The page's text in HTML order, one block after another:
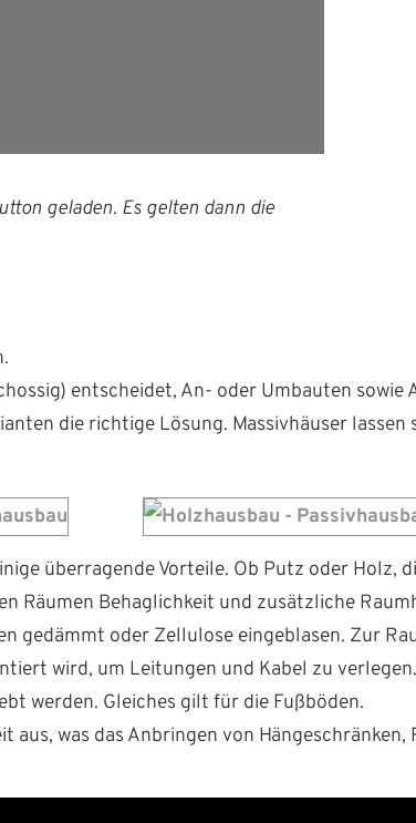
geladen. Es gel­ten dann die
entschei­det, An- oder Umbaut­en sowie
die richtige Lösung. Mas­sivhäuser lassen
über­ra­gende Vorteile. Ob Putz oder Holz,
Räu­men Behaglichkeit und zusät­zliche
gedämmt oder Zel­lu­lose einge­blasen. Zur
wird, um Leitun­gen und Kabel zu
wer­den. Gle­ich­es gilt für die Fußböden.
was das Anbrin­gen von Hängeschränken,